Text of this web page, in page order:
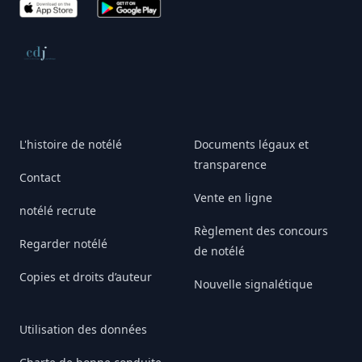
App Store Google Play
Conseil de déontologie journalistique
L'histoire de notélé
Contact
notélé recrute
Regarder notélé
Copies et droits d’auteur
Utilisation des données
Documents légaux et
transparence
Vente en ligne
Règlement des concours
de notélé
Nouvelle signalétique